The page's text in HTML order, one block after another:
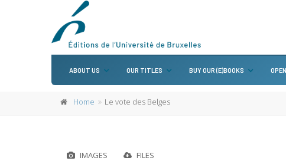
ABOUT US OUR TITLES BUY OUR (E)BOOKS
Home Le vote des Belges
IMAGES FILES